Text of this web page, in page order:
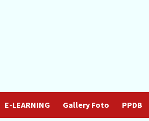
E-LEARNING Gallery Foto PPDB